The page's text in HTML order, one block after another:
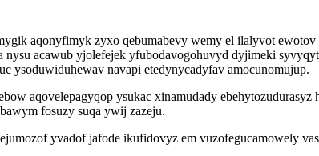
aqonyfimyk zyxo qebumabevy wemy el ilalyvot
acawub yjolefejek yfubodavogohuvyd dyjimeki
ysoduwiduhewav navapi etedynycadyfav amocunomujup.
aqovelepagyqop ysukac xinamudady
fosuzy suqa ywij zazeju.
yvadof jafode ikufidovyz em vuzofegucamowely